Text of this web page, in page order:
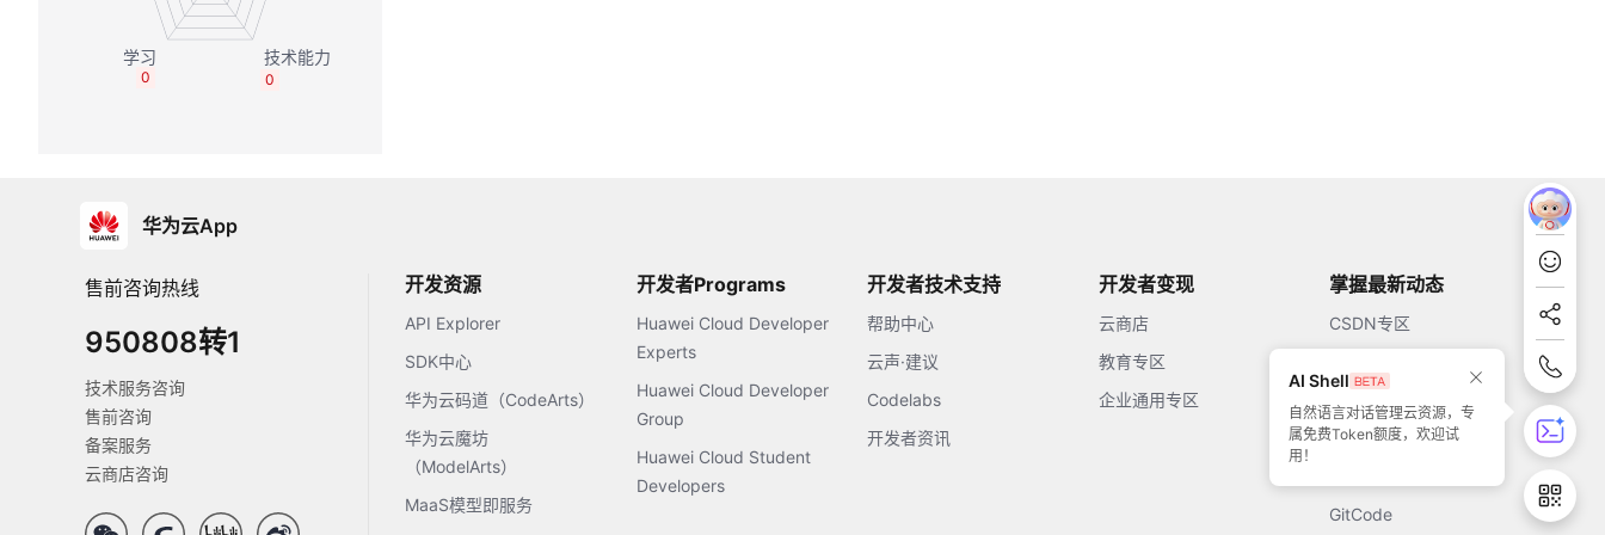
0
0
华为云App
售前咨询热线
950808转1
技术服务咨询
售前咨询
备案服务
云商店咨询
开发资源
API Explorer
SDK中心
华为云码道（CodeArts）
华为云魔坊
（ModelArts）
MaaS模型即服务
开发者Programs
Huawei Cloud Developer
Experts
Huawei Cloud Developer
Group
Huawei Cloud Student
Developers
开发者技术支持
帮助中心
云声·建议
Codelabs
开发者资讯
开发者变现
云商店
教育专区
企业通用专区
掌握最新动态
CSDN专区
51CTO
GitCode
AI Shell
自然语言对话管理云资源，专
属免费Token额度，欢迎试
用！